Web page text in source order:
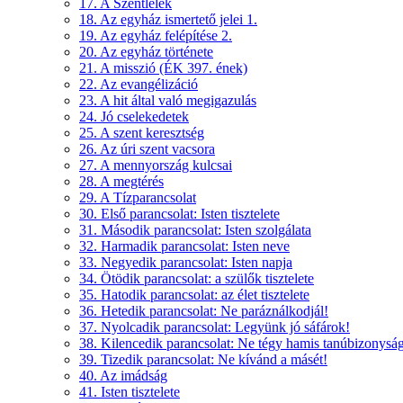
17. A Szentlélek
18. Az egyház ismertető jelei 1.
19. Az egyház felépítése 2.
20. Az egyház története
21. A misszió (ÉK 397. ének)
22. Az evangélizáció
23. A hit által való megigazulás
24. Jó cselekedetek
25. A szent keresztség
26. Az úri szent vacsora
27. A mennyország kulcsai
28. A megtérés
29. A Tízparancsolat
30. Első parancsolat: Isten tisztelete
31. Második parancsolat: Isten szolgálata
32. Harmadik parancsolat: Isten neve
33. Negyedik parancsolat: Isten napja
34. Ötödik parancsolat: a szülők tisztelete
35. Hatodik parancsolat: az élet tisztelete
36. Hetedik parancsolat: Ne paráználkodjál!
37. Nyolcadik parancsolat: Legyünk jó sáfárok!
38. Kilencedik parancsolat: Ne tégy hamis
39. Tizedik parancsolat: Ne kívánd a másét!
40. Az imádság
41. Isten tisztelete